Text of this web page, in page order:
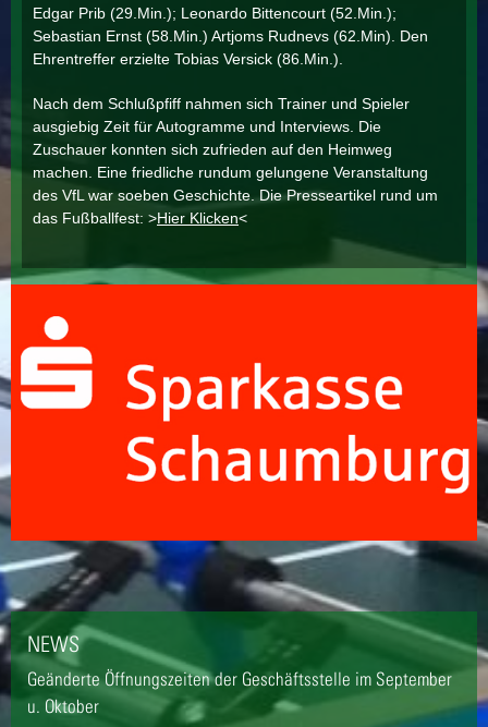
Edgar Prib (29.Min.); Leonardo Bittencourt (52.Min.);
Sebastian Ernst (58.Min.) Artjoms Rudnevs (62.Min). Den
Ehrentreffer erzielte Tobias Versick (86.Min.).
Nach dem Schlußpfiff nahmen sich Trainer und Spieler
ausgiebig Zeit für Autogramme und Interviews. Die
Zuschauer konnten sich zufrieden auf den Heimweg
machen. Eine friedliche rundum gelungene Veranstaltung
des VfL war soeben Geschichte. Die Presseartikel rund um
das Fußballfest: >Hier Klicken<
NEWS
Geänderte Öffnungszeiten der Geschäftsstelle im September
u. Oktober